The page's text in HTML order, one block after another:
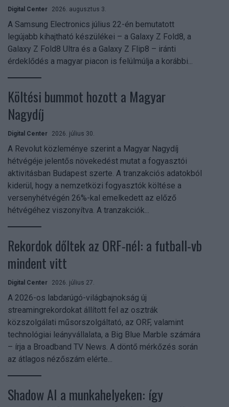
Digital Center 2026. augusztus 3.
A Samsung Electronics július 22-én bemutatott
legújabb kihajtható készülékei – a Galaxy Z Fold8, a
Galaxy Z Fold8 Ultra és a Galaxy Z Flip8 – iránti
érdeklődés a magyar piacon is felülmúlja a korábbi...
Költési bummot hozott a Magyar
Nagydíj
Digital Center 2026. július 30.
A Revolut közleménye szerint a Magyar Nagydíj
hétvégéje jelentős növekedést mutat a fogyasztói
aktivitásban Budapest szerte. A tranzakciós adatokból
kiderül, hogy a nemzetközi fogyasztók költése a
versenyhétvégén 26%-kal emelkedett az előző
hétvégéhez viszonyítva. A tranzakciók...
Rekordok dőltek az ORF-nél: a futball-vb
mindent vitt
Digital Center 2026. július 27.
A 2026-os labdarúgó-világbajnokság új
streamingrekordokat állított fel az osztrák
közszolgálati műsorszolgáltató, az ORF, valamint
technológiai leányvállalata, a Big Blue Marble számára
– írja a Broadband TV News. A döntő mérkőzés során
az átlagos nézőszám elérte...
Shadow AI a munkahelyeken: így